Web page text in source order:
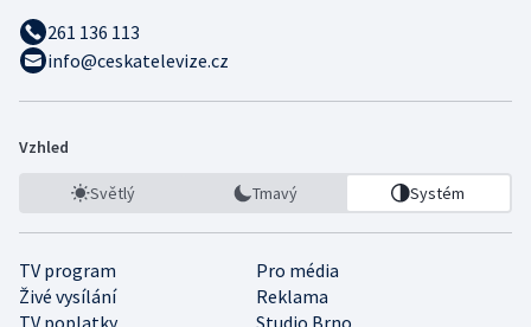
261 136 113
info@ceskatelevize.cz
Vzhled
Světlý Tmavý Systém
TV program
Pro média
Živé vysílání
Reklama